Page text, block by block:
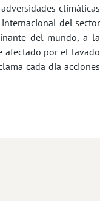
climáticas
del sector
del mundo, a la
afectado por el lavado
cada día acciones